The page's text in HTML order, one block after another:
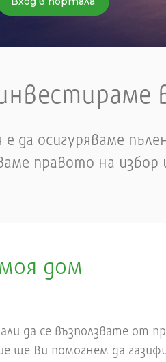
да осигуряваме
правото на
дом
да се възползвате от
ще Ви помогнем да